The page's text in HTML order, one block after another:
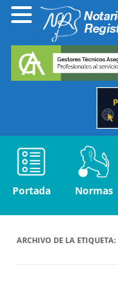
Portada Normas
ARCHIVO DE LA ETIQUETA: